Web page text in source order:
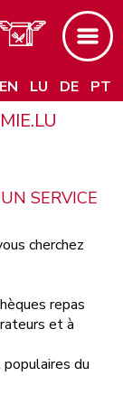
EN LU DE PT
SERVICE
cherchez
repas
et à
du